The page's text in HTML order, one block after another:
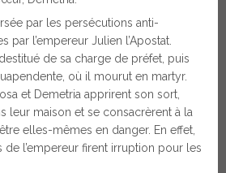
par les persécutions anti-
par l’empereur Julien l’Apostat.
de sa charge de préfet, puis
où il mourut en martyr.
et Demetria apprirent son sort,
leur maison et se consacrèrent à la
elles-mêmes en danger. En effet,
de l’empereur firent irruption pour les